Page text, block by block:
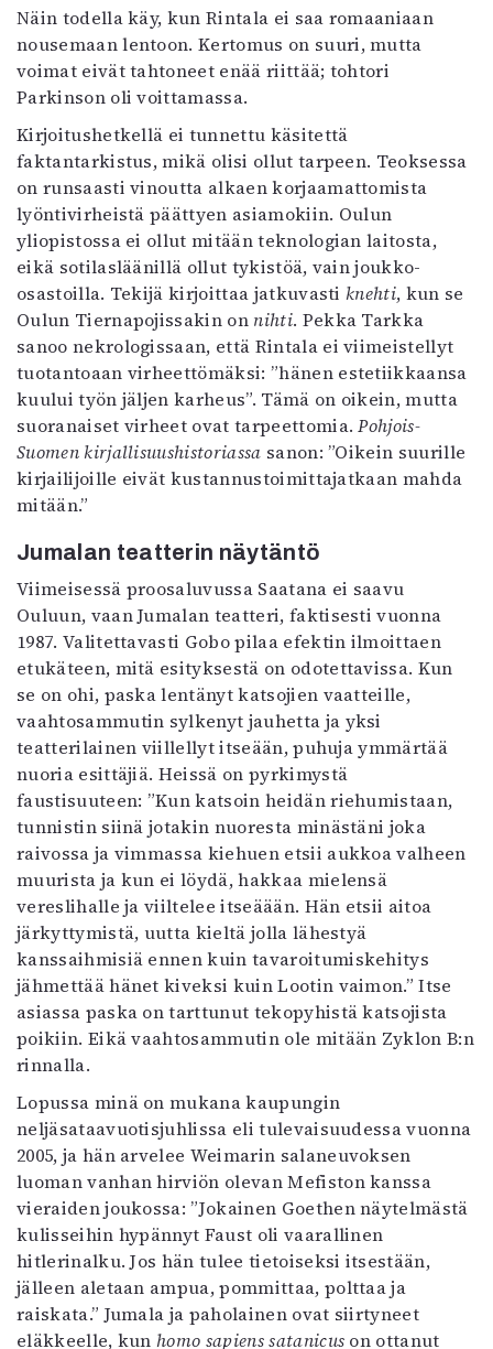
Näin todella käy, kun Rintala ei saa romaaniaan
nousemaan lentoon. Kertomus on suuri, mutta
voimat eivät tahtoneet enää riittää; tohtori
Parkinson oli voittamassa.
Kirjoitushetkellä ei tunnettu käsitettä
faktantarkistus, mikä olisi ollut tarpeen. Teoksessa
on runsaasti vinoutta alkaen korjaamattomista
lyöntivirheistä päättyen asiamokiin. Oulun
yliopistossa ei ollut mitään teknologian laitosta,
eikä sotilasläänillä ollut tykistöä, vain joukko-
osastoilla. Tekijä kirjoittaa jatkuvastiknehti, kun se
Oulun Tiernapojissakin on nihti. Pekka Tarkka
sanoo nekrologissaan, että Rintala ei viimeistellyt
tuotantoaan virheettömäksi: ”hänen estetiikkaansa
kuului työn jäljen karheus”. Tämä on oikein, mutta
suoranaiset virheet ovat tarpeettomia.Pohjois-
Suomen kirjallisuushistoriassa sanon: ”Oikein suurille
kirjailijoille eivät kustannustoimittajatkaan mahda
mitään.”
Jumalan teatterin näytäntö
Viimeisessä proosaluvussa Saatana ei saavu
Ouluun, vaan Jumalan teatteri, faktisesti vuonna
1987. Valitettavasti Gobo pilaa efektin ilmoittaen
etukäteen, mitä esityksestä on odotettavissa. Kun
se on ohi, paska lentänyt katsojien vaatteille,
vaahtosammutin sylkenyt jauhetta ja yksi
teatterilainen viillellyt itseään, puhuja ymmärtää
nuoria esittäjiä. Heissä on pyrkimystä
faustisuuteen: ”Kun katsoin heidän riehumistaan,
tunnistin siinä jotakin nuoresta minästäni joka
raivossa ja vimmassa kiehuen etsii aukkoa valheen
muurista ja kun ei löydä, hakkaa mielensä
vereslihalle ja viiltelee itseäään. Hän etsii aitoa
järkyttymistä, uutta kieltä jolla lähestyä
kanssaihmisiä ennen kuin tavaroitumiskehitys
jähmettää hänet kiveksi kuin Lootin vaimon.” Itse
asiassa paska on tarttunut tekopyhistä katsojista
poikiin. Eikä vaahtosammutin ole mitään Zyklon B:n
rinnalla.
Lopussa minä on mukana kaupungin
neljäsataavuotisjuhlissa eli tulevaisuudessa vuonna
2005, ja hän arvelee Weimarin salaneuvoksen
luoman vanhan hirviön olevan Mefiston kanssa
vieraiden joukossa: ”Jokainen Goethen näytelmästä
kulisseihin hypännyt Faust oli vaarallinen
hitlerinalku. Jos hän tulee tietoiseksi itsestään,
jälleen aletaan ampua, pommittaa, polttaa ja
raiskata.” Jumala ja paholainen ovat siirtyneet
eläkkeelle, kunhomo sapiens satanicus on ottanut